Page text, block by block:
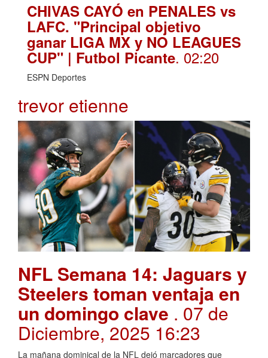
CHIVAS CAYÓ en PENALES vs
LAFC. "Principal objetivo
ganar LIGA MX y NO LEAGUES
CUP" | Futbol Picante. 02:20
ESPN Deportes
trevor etienne
NFL Semana 14: Jaguars y
Steelers toman ventaja en
un domingo clave . 07 de
Diciembre, 2025 16:23
La mañana dominical de la NFL dejó marcadores que